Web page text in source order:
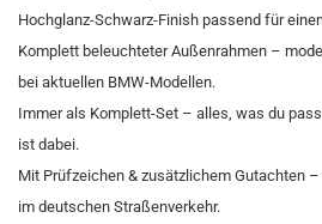
Hochglanz-Schwarz-Finish passend für
Komplett beleuchteter Außenrahmen –
bei aktuellen BMW-Modellen.
Immer als Komplett-Set – alles, was du
ist dabei.
Mit Prüfzeichen & zusätzlichem Gutachten
im deutschen Straßenverkehr.